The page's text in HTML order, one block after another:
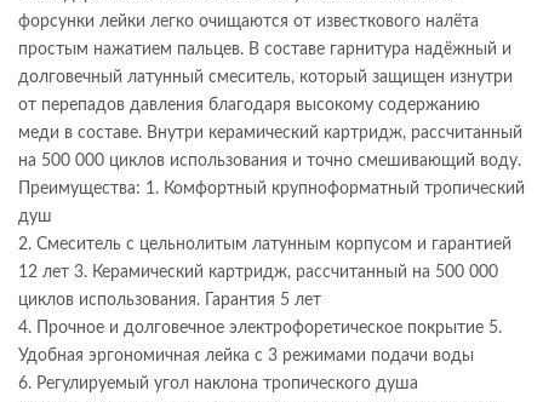
форсунки лейки легко очищаются от известкового налёта
простым нажатием пальцев. В составе гарнитура надёжный и
долговечный латунный смеситель, который защищен изнутри
от перепадов давления благодаря высокому содержанию
меди в составе. Внутри керамический картридж, рассчитанный
на 500 000 циклов использования и точно смешивающий воду.
Преимущества: 1. Комфортный крупноформатный тропический
душ
2. Смеситель с цельнолитым латунным корпусом и гарантией
12 лет 3. Керамический картридж, рассчитанный на 500 000
циклов использования. Гарантия 5 лет
4. Прочное и долговечное электрофоретическое покрытие 5.
Удобная эргономичная лейка с 3 режимами подачи воды
6. Регулируемый угол наклона тропического душа